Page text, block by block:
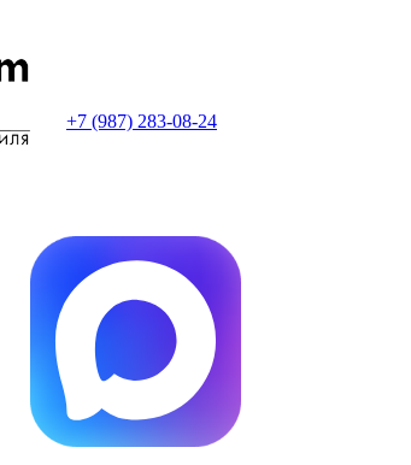
+7 (987) 283-08-24